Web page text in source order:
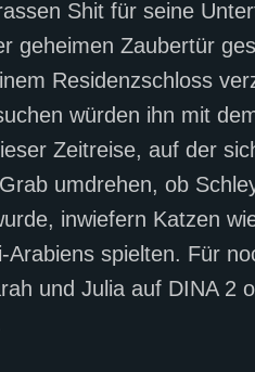
Shit für seine
geheimen Zaubertür
Residenzschloss
würden ihn mit
Zeitreise, auf der
umdrehen, ob
inwiefern Katzen
Arabiens spielten. Für
und Julia auf DINA 2